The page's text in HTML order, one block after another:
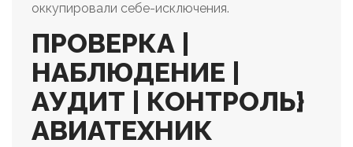
оккупировали себе-исключения.
ПРОВЕРКА |
НАБЛЮДЕНИЕ |
АУДИТ | КОНТРОЛЬ}
АВИАТЕХНИК